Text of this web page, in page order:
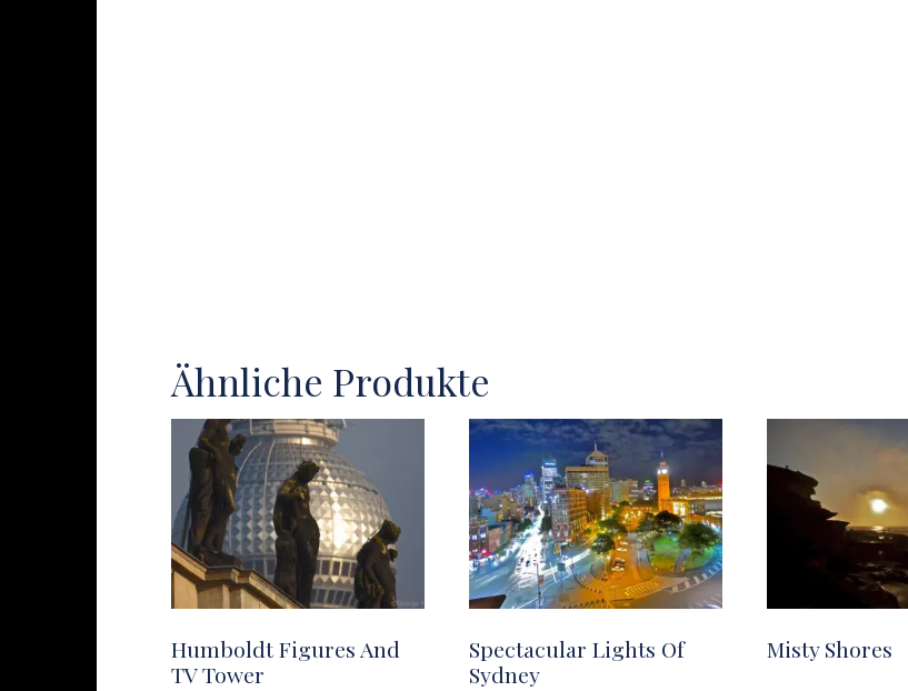
Ähnliche Produkte
Humboldt Figures And
TV Tower
Spectacular Lights Of
Sydney
Misty Shores